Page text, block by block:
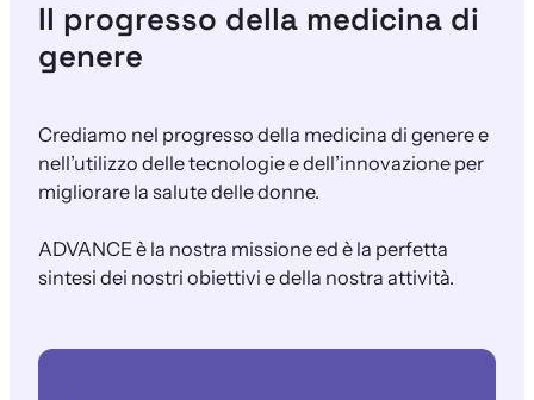
Il progresso della medicina di
genere
Crediamo nel progresso della medicina di genere e
nell’utilizzo delle tecnologie e dell’innovazione per
migliorare la salute delle donne.
ADVANCE è la nostra missione ed è la perfetta
sintesi dei nostri obiettivi e della nostra attività.